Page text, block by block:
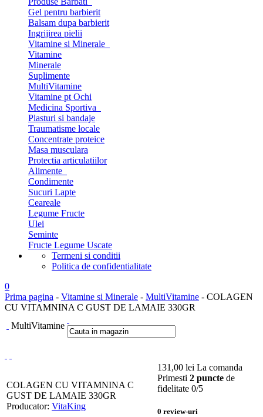
Gel pentru barbierit
Balsam dupa barbierit
Ingrijirea pielii
Vitamine si Minerale
Vitamine
Minerale
Suplimente
MultiVitamine
Vitamine pt Ochi
Medicina Sportiva
Plasturi si bandaje
Traumatisme locale
Concentrate proteice
Masa musculara
Protectia articulatiilor
Alimente
Condimente
Sucuri Lapte
Ceareale
Legume Fructe
Ulei
Seminte
Fructe Legume Uscate
Termeni si conditii
Politica de confidentialitate
0
Prima pagina - Vitamine si Minerale - MultiVitamine - COLAGEN
CU VITAMNINA C GUST DE LAMAIE 330GR
MultiVitamine
COLAGEN CU VITAMNINA C
GUST DE LAMAIE 330GR
Producator: VitaKing
131,00 lei La comanda
Primesti 2 puncte de
fidelitate 0/5
0 review-uri